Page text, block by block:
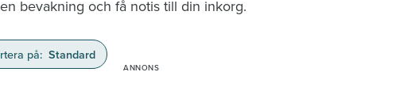
bevakning och få notis till din inkorg.
på: Standard